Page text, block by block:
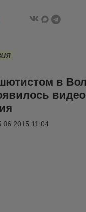
в
видео
11:04